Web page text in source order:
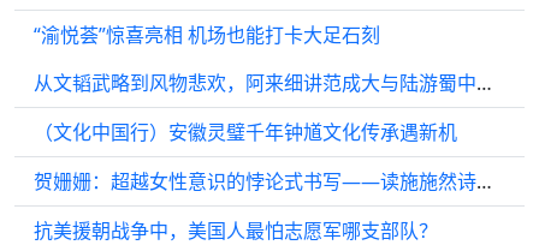
“渝悦荟”惊喜亮相 机场也能打卡大足石刻
从文韬武略到风物悲欢，阿来细讲范成大与陆游蜀中诗交
（文化中国行）安徽灵璧千年钟馗文化传承遇新机
贺姗姗：超越女性意识的悖论式书写——读施施然诗集《隐身飞行》
抗美援朝战争中，美国人最怕志愿军哪支部队？